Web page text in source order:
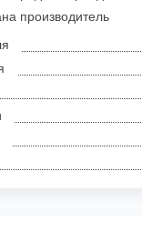
производитель